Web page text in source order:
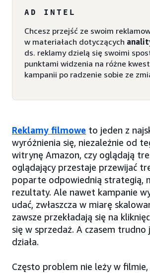
AD INTEL
Chcesz przejść ze swoim
w materiałach dotyczących
ds. reklamy dzielą się swoimi
punktami widzenia na różne
kampanii po radzenie sobie ze
Reklamy filmowe to jeden z
wyróżnienia się, niezależnie od
witrynę Amazon, czy oglądają
oglądający przestaje przewijać
poparte odpowiednią strategią,
rezultaty. Ale nawet kampanie
udać, zwłaszcza w miarę
zawsze przekładają się na
się w sprzedaż. A czasem
działa.
Często problem nie leży w